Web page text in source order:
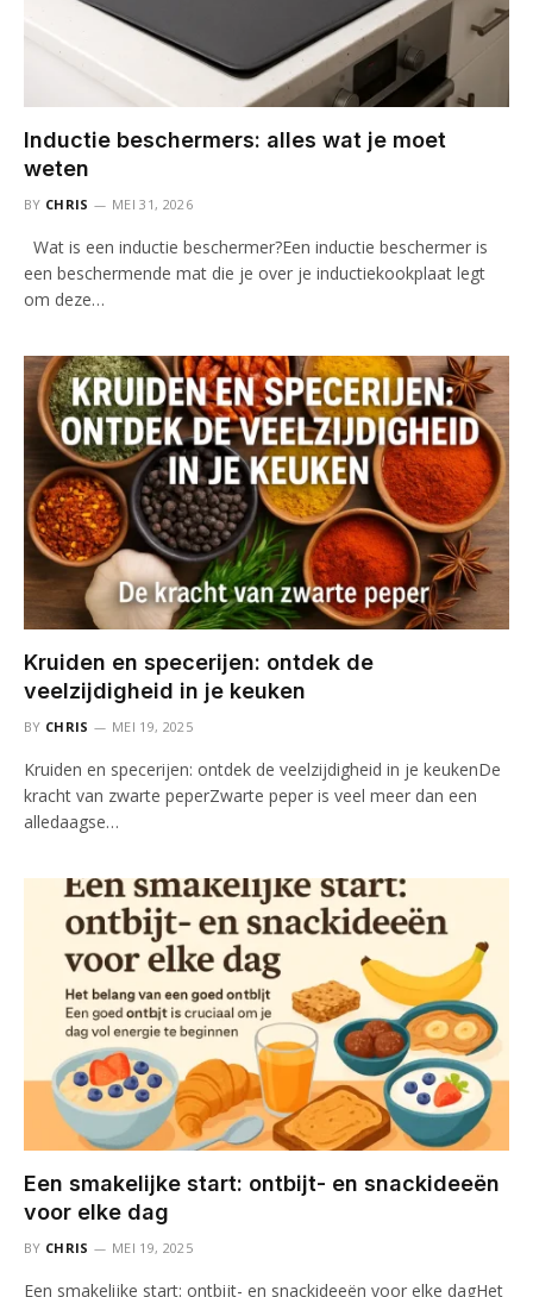
Inductie beschermers: alles wat je moet
weten
BY CHRIS MEI 31, 2026
Wat is een inductie beschermer?Een inductie beschermer is
een beschermende mat die je over je inductiekookplaat legt
om deze…
Kruiden en specerijen: ontdek de
veelzijdigheid in je keuken
BY CHRIS MEI 19, 2025
Kruiden en specerijen: ontdek de veelzijdigheid in je keukenDe
kracht van zwarte peperZwarte peper is veel meer dan een
alledaagse…
Een smakelijke start: ontbijt- en snackideeën
voor elke dag
BY CHRIS MEI 19, 2025
Een smakelijke start: ontbijt- en snackideeën voor elke dagHet